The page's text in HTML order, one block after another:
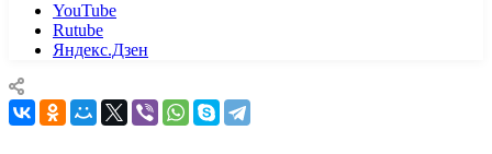
YouTube
Rutube
Яндекс.Дзен